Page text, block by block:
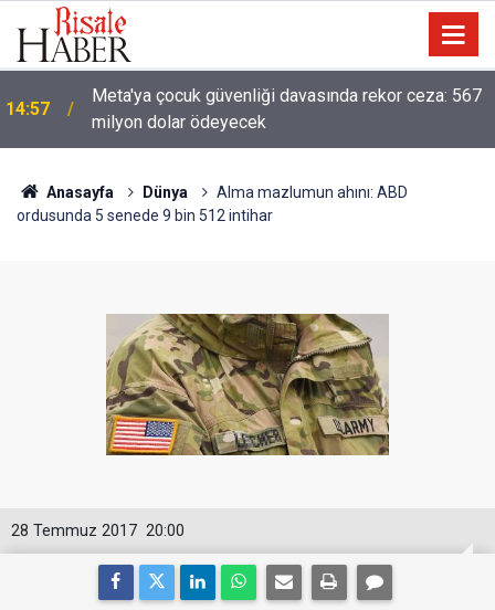
13:40 Çile çekilen yol!
Anasayfa Dünya
Alma mazlumun ahını: ABD
ordusunda 5 senede 9 bin 512 intihar
20:00
28 Temmuz 2017